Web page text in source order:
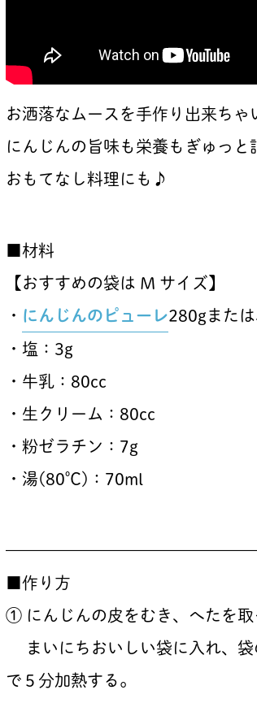
お洒落なムースを手作り出来ち
にんじんの旨味も栄養もぎゅっと
おもてなし料理にも♪
■材料
【おすすめの袋は M サイズ】
・ にんじんのピューレ280gまた
・塩：3g
・牛乳：80cc
・生クリーム：80cc
・粉ゼラチン：7g
・湯(80℃)：70ml
■作り方
① にんじんの皮をむき、へたを取
まいにちおいしい袋に入れ、袋
で５分加熱する。